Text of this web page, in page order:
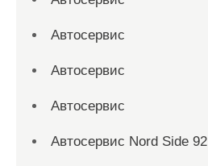
Автосервис
Автосервис
Автосервис
Автосервис Nord Side 92